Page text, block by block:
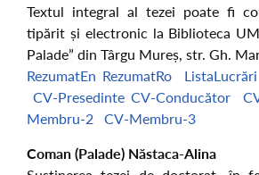
Textul integral al tezei poate fi
tipărit și electronic la Biblioteca
Palade” din Târgu Mureș, str. Gh.
RezumatEn RezumatRo ListaLucrări
CV-Presedinte CV-Conducător
Membru-2 CV-Membru-3
Coman (Palade) Năstaca-Alina